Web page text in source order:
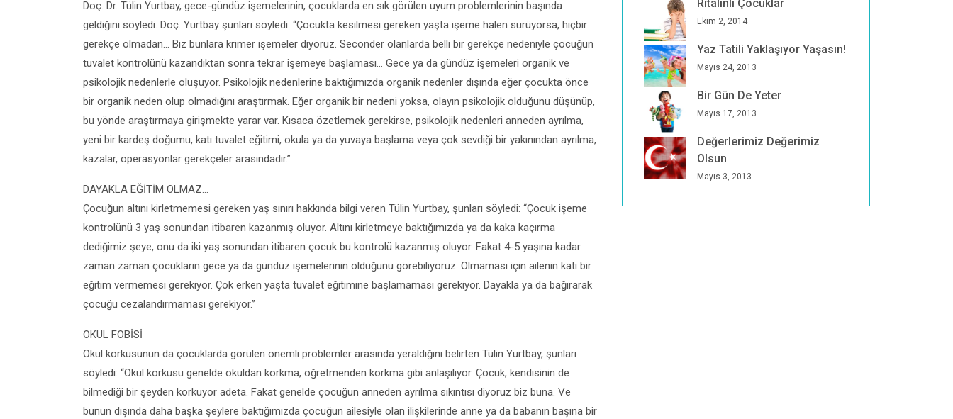
Doç. Dr. Tülin Yurtbay, gece-gündüz işemelerinin, çocuklarda en sık görülen uyum problemlerinin başında
geldiğini söyledi. Doç. Yurtbay şunları söyledi: “Çocukta kesilmesi gereken yaşta işeme halen sürüyorsa, hiçbir
gerekçe olmadan… Biz bunlara krimer işemeler diyoruz. Seconder olanlarda belli bir gerekçe nedeniyle çocuğun
tuvalet kontrolünü kazandıktan sonra tekrar işemeye başlaması… Gece ya da gündüz işemeleri organik ve
psikolojik nedenlerle oluşuyor. Psikolojik nedenlerine baktığımızda organik nedenler dışında eğer çocukta önce
bir organik neden olup olmadığını araştırmak. Eğer organik bir nedeni yoksa, olayın psikolojik olduğunu düşünüp,
bu yönde araştırmaya girişmekte yarar var. Kısaca özetlemek gerekirse, psikolojik nedenleri anneden ayrılma,
yeni bir kardeş doğumu, katı tuvalet eğitimi, okula ya da yuvaya başlama veya çok sevdiği bir yakınından ayrılma,
kazalar, operasyonlar gerekçeler arasındadır.”
DAYAKLA EĞİTİM OLMAZ…
Çocuğun altını kirletmemesi gereken yaş sınırı hakkında bilgi veren Tülin Yurtbay, şunları söyledi: “Çocuk işeme
kontrolünü 3 yaş sonundan itibaren kazanmış oluyor. Altını kirletmeye baktığımızda ya da kaka kaçırma
dediğimiz şeye, onu da iki yaş sonundan itibaren çocuk bu kontrolü kazanmış oluyor. Fakat 4-5 yaşına kadar
zaman zaman çocukların gece ya da gündüz işemelerinin olduğunu görebiliyoruz. Olmaması için ailenin katı bir
eğitim vermemesi gerekiyor. Çok erken yaşta tuvalet eğitimine başlamaması gerekiyor. Dayakla ya da bağırarak
çocuğu cezalandırmaması gerekiyor.”
OKUL FOBİSİ
Okul korkusunun da çocuklarda görülen önemli problemler arasında yeraldığını belirten Tülin Yurtbay, şunları
söyledi: “Okul korkusu genelde okuldan korkma, öğretmenden korkma gibi anlaşılıyor. Çocuk, kendisinin de
bilmediği bir şeyden korkuyor adeta. Fakat genelde çocuğun anneden ayrılma sıkıntısı diyoruz biz buna. Ve
bunun dışında daha başka şeylere baktığımızda çocuğun ailesiyle olan ilişkilerinde anne ya da babanın başına bir
Ritalinli Çocuklar
Ekim 2, 2014
Yaz Tatili Yaklaşıyor Yaşasın!
Mayıs 24, 2013
Bir Gün De Yeter
Mayıs 17, 2013
Değerlerimiz Değerimiz
Olsun
Mayıs 3, 2013